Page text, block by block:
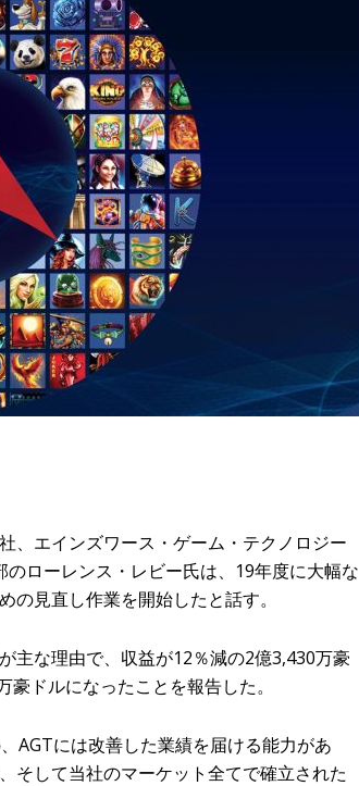
、エインズワース・ゲーム・テクノロジー
ローレンス・レビー氏は、19年度に大幅な
見直し作業を開始したと話す。
主な理由で、収益が12％減の2億3,430万豪
ドルになったことを報告した。
AGTには改善した業績を届ける能力があ
そして当社のマーケット全てで確立された